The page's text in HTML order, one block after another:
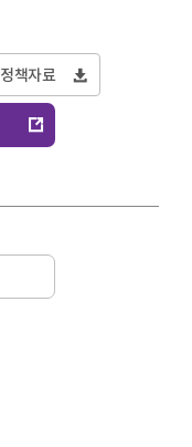
정책자료